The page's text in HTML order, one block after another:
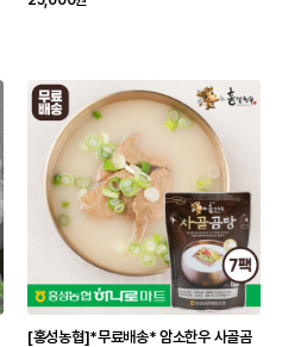
[홍성농협]*무료배송* 암소한우 사골곰